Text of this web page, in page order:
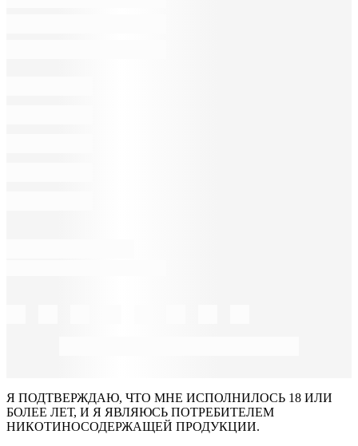
Я ПОДТВЕРЖДАЮ, ЧТО МНЕ ИСПОЛНИЛОСЬ 18 ИЛИ
БОЛЕЕ ЛЕТ, И Я ЯВЛЯЮСЬ ПОТРЕБИТЕЛЕМ
НИКОТИНОСОДЕРЖАЩЕЙ ПРОДУКЦИИ.